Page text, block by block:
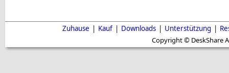
Zuhause | Kauf | Downloads | Unterstützung |
Copyright © DeskShare